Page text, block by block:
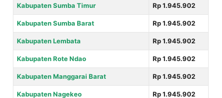
Kabupaten Sumba Timur Rp 1.945.902
Kabupaten Sumba Barat Rp 1.945.902
Kabupaten Lembata Rp 1.945.902
Kabupaten Rote Ndao Rp 1.945.902
Kabupaten Manggarai Barat Rp 1.945.902
Kabupaten Nagekeo Rp 1.945.902